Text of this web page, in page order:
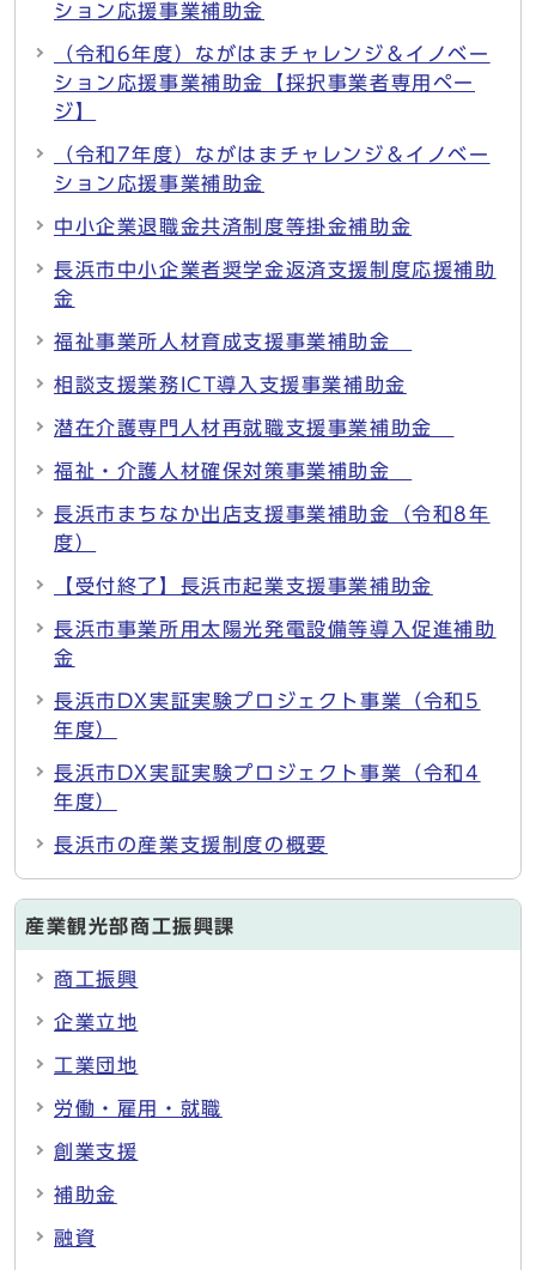
ション応援事業補助金
（令和6年度）ながはまチャレンジ＆イノベー
ション応援事業補助金【採択事業者専用ペー
ジ】
（令和7年度）ながはまチャレンジ＆イノベー
ション応援事業補助金
中小企業退職金共済制度等掛金補助金
長浜市中小企業者奨学金返済支援制度応援補助
金
福祉事業所人材育成支援事業補助金
相談支援業務ICT導入支援事業補助金
潜在介護専門人材再就職支援事業補助金
福祉・介護人材確保対策事業補助金
長浜市まちなか出店支援事業補助金（令和8年
度）
【受付終了】長浜市起業支援事業補助金
長浜市事業所用太陽光発電設備等導入促進補助
金
長浜市DX実証実験プロジェクト事業（令和5
年度）
長浜市DX実証実験プロジェクト事業（令和4
年度）
長浜市の産業支援制度の概要
産業観光部商工振興課
商工振興
企業立地
工業団地
労働・雇用・就職
創業支援
補助金
融資